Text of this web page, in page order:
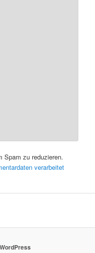
Spam zu reduzieren.
verarbeitet